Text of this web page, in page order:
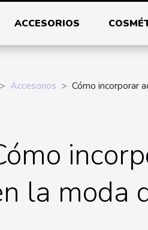
ACCESORIOS
Accesorios Cómo incorporar
la moda